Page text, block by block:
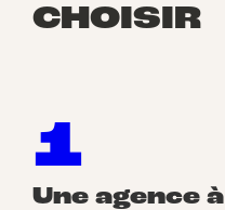
CHOISIR
1
Une agence à